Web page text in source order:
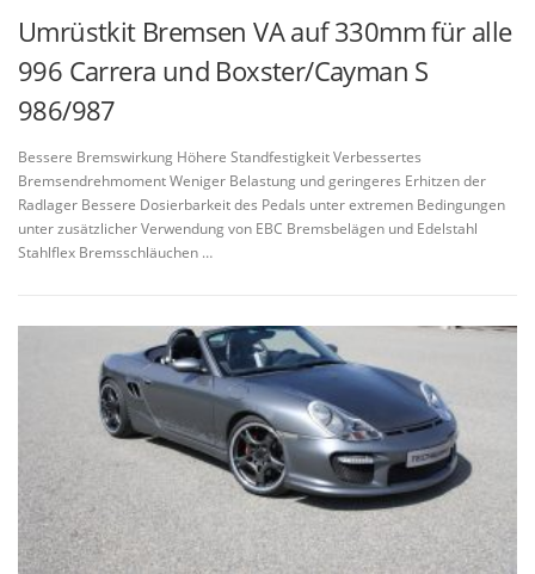
Umrüstkit Bremsen VA auf 330mm für alle
996 Carrera und Boxster/Cayman S
986/987
Bessere Bremswirkung Höhere Standfestigkeit Verbessertes
Bremsendrehmoment Weniger Belastung und geringeres Erhitzen der
Radlager Bessere Dosierbarkeit des Pedals unter extremen Bedingungen
unter zusätzlicher Verwendung von EBC Bremsbelägen und Edelstahl
Stahlflex Bremsschläuchen …